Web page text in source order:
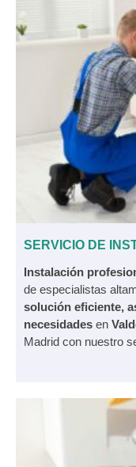
SERVICIO DE
Instalación
de especialistas
solución eficiente,
necesidades en
Madrid con nuestro